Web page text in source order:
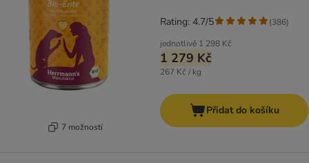
7 možností
jednotlivě 1 298 Kč
1 279 Kč
267 Kč / kg
Rating: 4.7/5 (386)
Přidat do košíku